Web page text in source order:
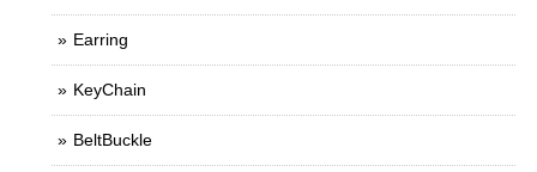
Earring
KeyChain
BeltBuckle